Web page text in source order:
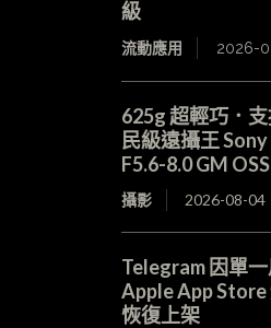
級
流動應用 2026-
625g 超輕巧．
民級遠攝王
F5.6-8.0 GM
攝影 2026-08-04
Telegram 因單
Apple App
恢復上架